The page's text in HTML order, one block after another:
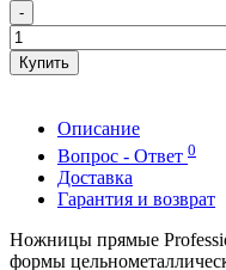
-
Купить
Описание
Вопрос - Ответ 0
Доставка
Гарантия и возврат
Ножницы прямые
формы